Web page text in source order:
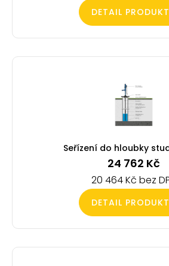
DETAIL
Seřízení do hloubky
24 762 Kč
20 464Kč
DETAIL